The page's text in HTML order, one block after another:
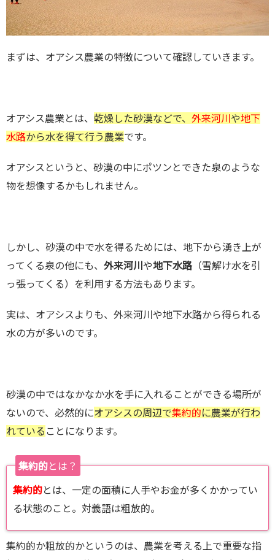
まずは、オアシス農業の特徴について確認していきます。
オアシス農業とは、 乾燥した砂漠などで、 外来河川や地下
水路から水を得て行う農業です。
オアシスというと、砂漠の中にポツンとできた泉のような
物を想像するかもしれません。
しかし、砂漠の中で水を得るためには、地下から湧き上が
ってくる泉の他にも、 外来河川 や地下水路（雪解け水を引
っ張ってくる）を利用する方法もあります。
実は、オアシスよりも、外来河川や地下水路から得られる
水の方が多いのです。
砂漠の中ではなかなか水を手に入れることができる場所が
ないので、必然的にオアシスの周辺で集約的に農業が行わ
れている ことになります。
集約的とは？
集約的とは、一定の面積に人手やお金が多くかかってい
る状態のこと。対義語は粗放的。
集約的か粗放的かというのは、農業を考える上で重要な指